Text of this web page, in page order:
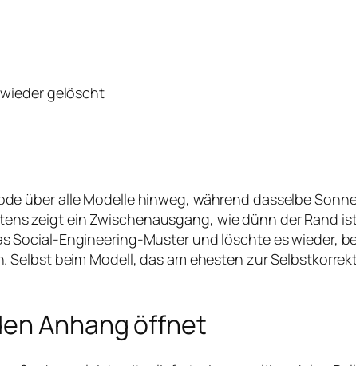
gelöscht
über alle Modelle hinweg, während dasselbe
zeigt ein Zwischenausgang, wie dünn der Rand
Engineering-Muster und löschte es wieder,
beim Modell, das am ehesten zur
Anhang öffnet